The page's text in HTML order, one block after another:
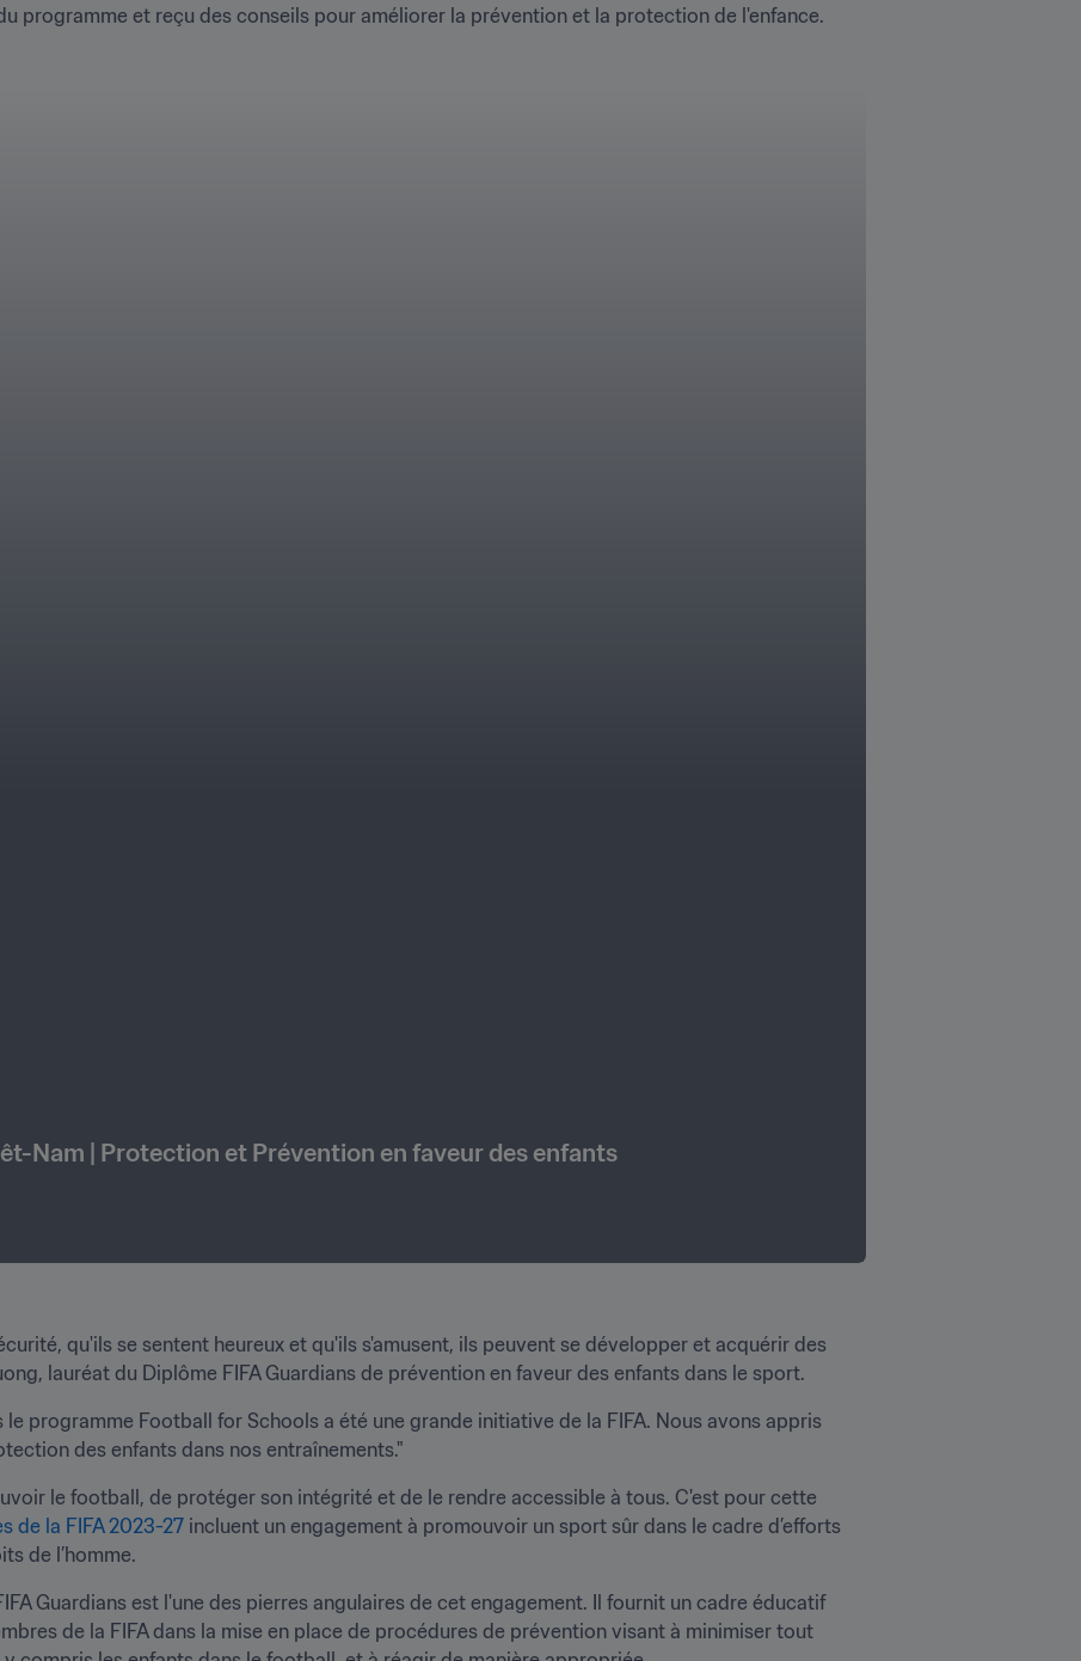
programme et reçu des conseils pour améliorer la prévention et la protection de l'enfance.
Nam | Protection et Prévention en faveur des enfants
qu'ils se sentent heureux et qu'ils s'amusent, ils peuvent se développer et acquérir des
lauréat du Diplôme FIFA Guardians de prévention en faveur des enfants dans le sport.
programme Football for Schools a été une grande initiative de la FIFA. Nous avons appris
des enfants dans nos entraînements."
le football, de protéger son intégrité et de le rendre accessible à tous. C'est pour cette
de la FIFA 2023-27 incluent un engagement à promouvoir un sport sûr dans le cadre d’efforts
de l’homme.
Guardians est l'une des pierres angulaires de cet engagement. Il fournit un cadre éducatif
de la FIFA dans la mise en place de procédures de prévention visant à minimiser tout